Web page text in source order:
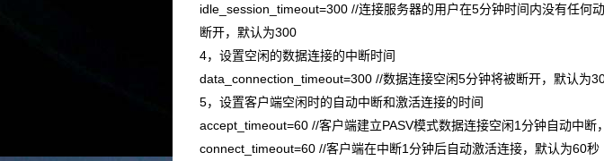
idle_session_timeout=300 //连接服务器的用户在5分钟时间内没有任何
断开，默认为300
4，设置空闲的数据连接的中断时间
data_connection_timeout=300 //数据连接空闲5分钟将被断开，默认为
5，设置客户端空闲时的自动中断和激活连接的时间
accept_timeout=60 //客户端建立PASV模式数据连接空闲1分钟自动中断
connect_timeout=60 //客户端在中断1分钟后自动激活连接，默认为60秒